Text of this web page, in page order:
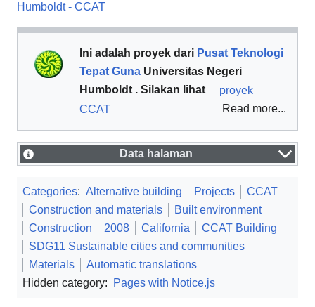
Humboldt - CCAT
Ini adalah proyek dari Pusat Teknologi
Tepat Guna Universitas Negeri
Humboldt . Silakan lihat
proyek
CCAT
Read more...
Data halaman
Categories: Alternative building Projects
CCAT
Construction and materials
Built environment
Construction
2008 California
CCAT Building
SDG11 Sustainable cities and communities
Materials
Automatic translations
Hidden category:
Pages with Notice.js